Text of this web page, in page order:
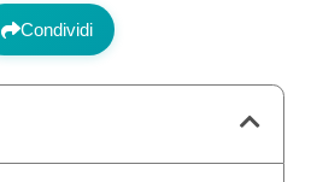
Condividi